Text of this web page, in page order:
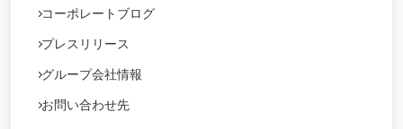
コーポレートブログ
プレスリリース
グループ会社情報
お問い合わせ先